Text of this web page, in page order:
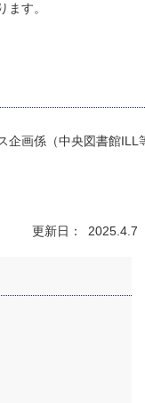
す。
企画係（中央図書館ILL
更新日 2025.4.7